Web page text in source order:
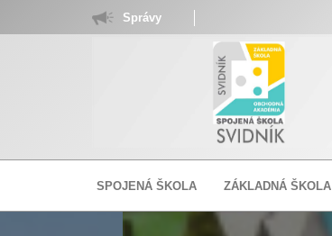
Správy
SPOJENÁ ŠKOLA ZÁKLADNÁ ŠKOLA